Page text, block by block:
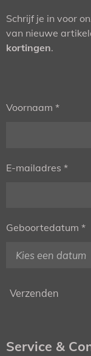
Schrijf je in voor
van nieuwe
kortingen.
Voornaam *
E-mailadres *
Geboortedatum *
Verzenden
Service &